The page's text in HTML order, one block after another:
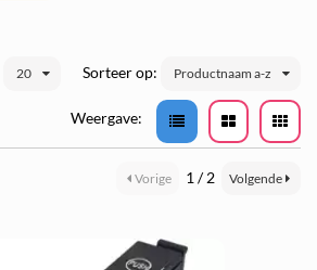
Sorteer op: Productnaam a-z
20
Weergave:
Vorige 1 / 2 Volgende